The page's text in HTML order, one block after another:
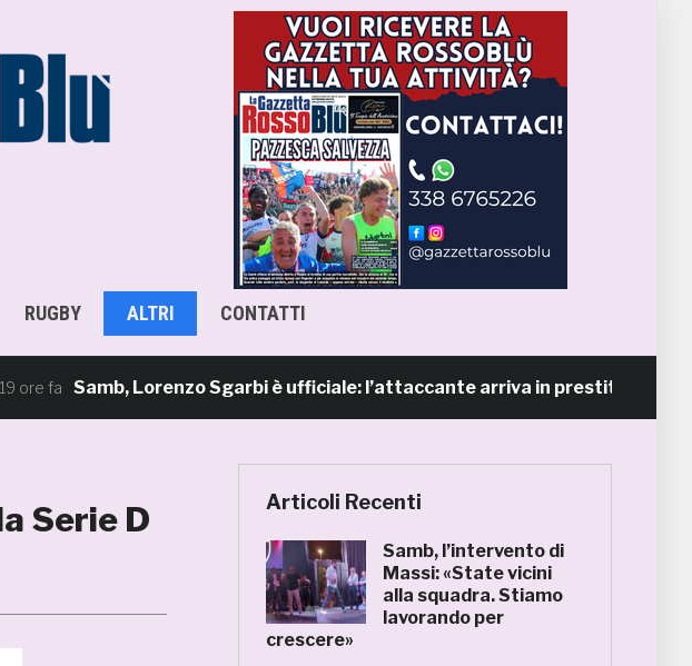
RUGBY ALTRI CONTATTI
Samb, Lorenzo Sgarbi è ufficiale: l’attaccante arriva in prestito dal Napoli
Serie D Articoli Recenti
Samb, l’intervento di
Massi: «State vicini
alla squadra. Stiamo
lavorando per
crescere»